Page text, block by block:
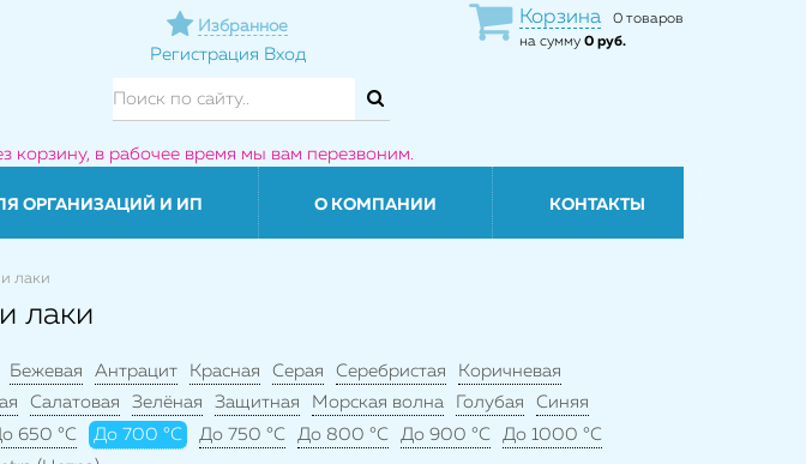
Избранное
Регистрация Вход
Корзина
0 товаров
на сумму 0 руб.
корзину, в рабочее время мы вам перезвоним.
ОРГАНИЗАЦИЙ И ИП О КОМПАНИИ КОНТАКТЫ
лаки
лаки
Бежевая Антрацит Красная Серая Серебристая
Коричневая
Салатовая Зелёная Защитная Морская волна Голубая
Синяя
650 °C До 700 °C До 750 °C До 800 °C До 900 °C
До 1000 °C